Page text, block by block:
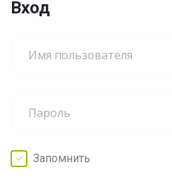
Вход
Запомнить